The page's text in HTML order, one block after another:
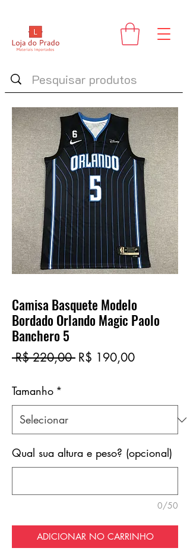
Camisa Basquete Modelo
Bordado Orlando Magic Paolo
Banchero 5
R$ 220,00 Preço
R$ 190,00Preço
Tamanho *
Qual sua altura e peso? (opcional)
0/50
ADICIONAR NO CARRINHO